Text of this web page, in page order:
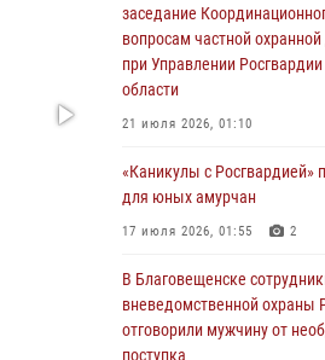
вневедомственной охраны
Амурской области в период
2026 года
27 июля 2026, 06:28
сотрудников
23 июля 2026, 07:49
поступления на службу в
территориального
23 июля 2026, 00:00
заседание
вопросам частной
при Управлении
области
21 июля 2026, 01:10
«Каникулы с Росгвардией»
для юных амурчан
17 июля 2026, 01:55 2
В Благовещенске
вневедомственной охраны
отговорили мужчину от
поступка